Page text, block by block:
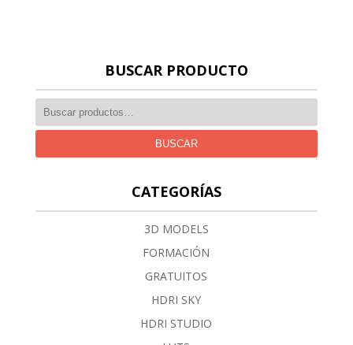
BUSCAR PRODUCTO
BUSCAR
CATEGORÍAS
3D MODELS
FORMACIÓN
GRATUITOS
HDRI SKY
HDRI STUDIO